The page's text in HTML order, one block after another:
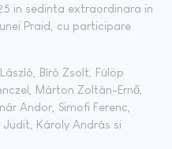
in sedinta extraordinara in
Praid, cu participare
Bíró Zsolt, Fülöp
Márton Zoltán-Ernő,
Andor, Simofi Ferenc,
Judit, Károly András si